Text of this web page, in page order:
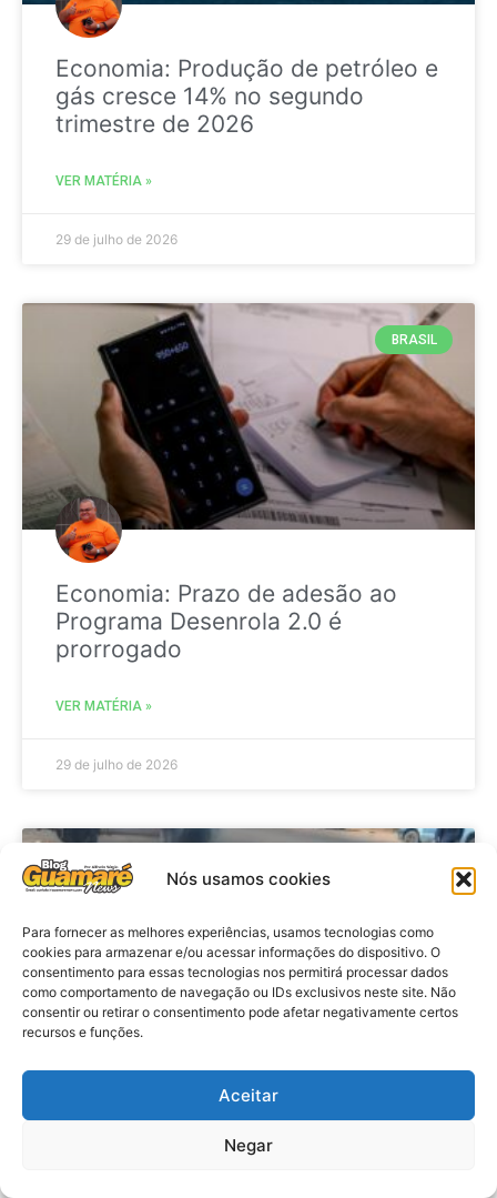
Nós usamos cookies
Para fornecer as melhores experiências, usamos tecnologias como
cookies para armazenar e/ou acessar informações do dispositivo. O
consentimento para essas tecnologias nos permitirá processar dados
como comportamento de navegação ou IDs exclusivos neste site. Não
consentir ou retirar o consentimento pode afetar negativamente certos
recursos e funções.
Aceitar
Negar
Economia: Produção de petróleo e
gás cresce 14% no segundo
trimestre de 2026
VER MATÉRIA »
29 de julho de 2026
BRASIL
Economia: Prazo de adesão ao
Programa Desenrola 2.0 é
prorrogado
VER MATÉRIA »
29 de julho de 2026
Acidente: A caminho do trabalho
professora se envolve em